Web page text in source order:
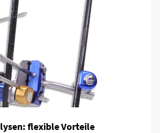
flexible Vorteile